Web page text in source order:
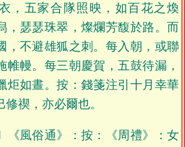
，五家合隊照映，如百花之煥
，瑟瑟珠翠，燦爛芳馥於路。而
，不避雄狐之刺。每入朝，或聯
帷幔。每三朝慶賀，五鼓待漏，
炬如晝。按：錢箋注引十月幸華
禊，亦必爾也。
《風俗通》：按：《周禮》：女